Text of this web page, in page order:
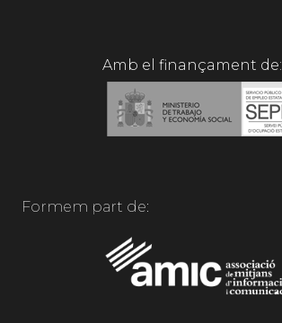
Amb el finançament de:
Formem part de: